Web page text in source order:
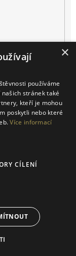
×
používáme
stránek také
kteří je mohou
poskytli nebo které
Více informací
CÍLENÍ